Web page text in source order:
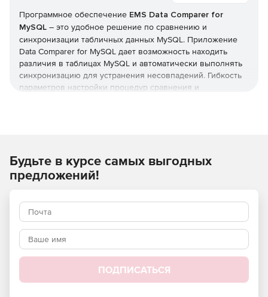
Программное обеспечение EMS Data Comparer for
MySQL – это удобное решение по сравнению и
синхронизации табличных данных MySQL. Приложение
Data Comparer for MySQL дает возможность находить
различия в таблицах MySQL и автоматически выполнять
синхронизацию для устранения несовпадений. Гибкость
параметров настройки процедур сравнения и
шагом проведет пользователя через процессы
сравнения/синхронизации, а также консольную утилиту,
автоматически синхронизирующую контент в БД MySQL.
Ключевые возможности EMS Data Comparer for MySQL:
Работа в интуитивно понятном интерфейсе мастера
настройки.
Одновременное сравнение данных для нескольких
Будьте в курсе самых выгодных
предложений!
ПОДПИСАТЬСЯ